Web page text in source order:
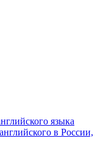
языка
в России,